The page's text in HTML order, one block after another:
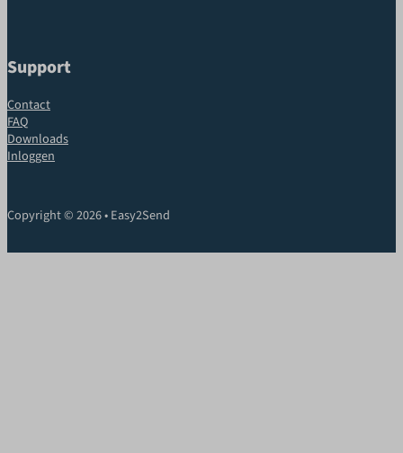
Support
Contact
FAQ
Downloads
Inloggen
Copyright © 2026 • Easy2Send